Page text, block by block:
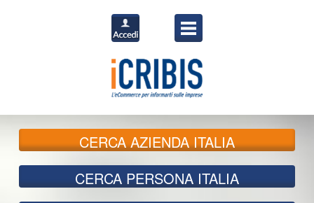
CERCAAZIENDA ITALIA
CERCA PERSONA ITALIA